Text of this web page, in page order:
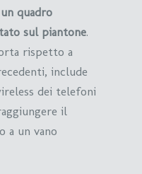
un quadro
sul piantone.
rispetto a
include
dei telefoni
il
a un vano